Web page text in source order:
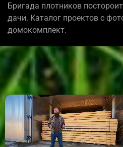
Бригада плотников
дачи. Каталог проектов с
домокомплект.